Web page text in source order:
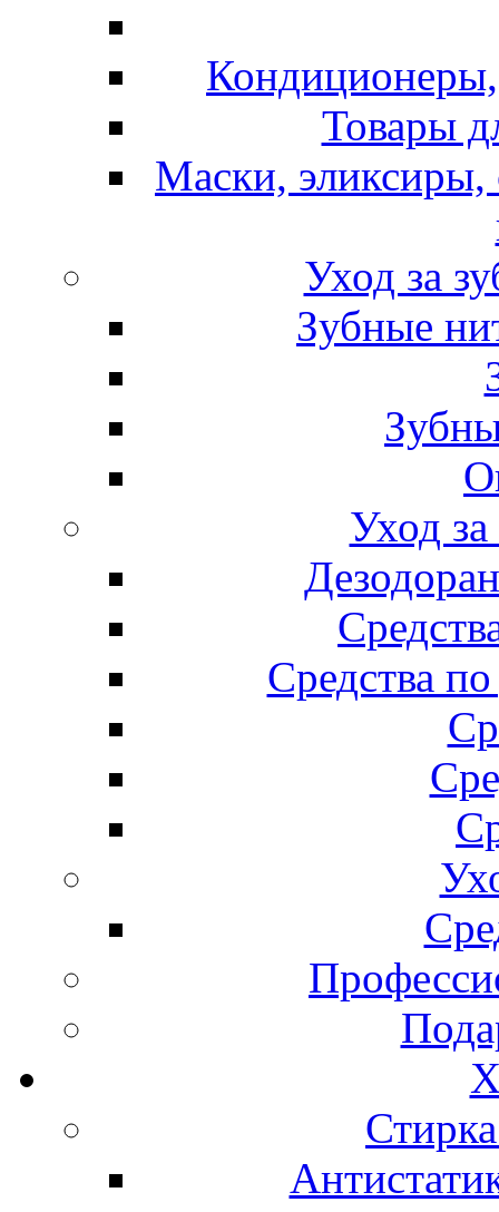
Кондиционеры,
Товары
Маски, эликсиры,
Уход за
Зубные
Уход
Средства